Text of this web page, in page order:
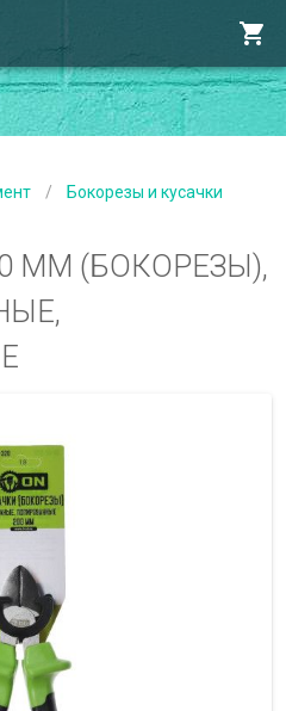
/ Бокорезы и кусачки
ММ (БОКОРЕЗЫ),